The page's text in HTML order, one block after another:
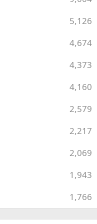
5,126
4,674
4,373
4,160
2,579
2,217
2,069
1,943
1,766